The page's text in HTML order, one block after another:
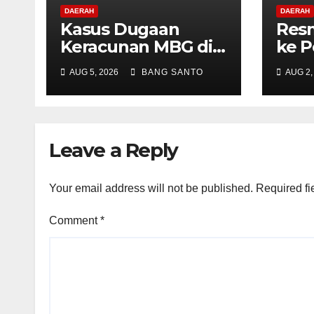
DAERAH
Kasus Dugaan
Keracunan MBG di
Depapre Jayapura,
Aktivis Papua Minta
Operasional Dapur
Menyeluruh
AUG 5, 2026 BANG SANTO
DAERAH
ke
AUG
Leave a Reply
Your email address will not be published. Required
Comment*